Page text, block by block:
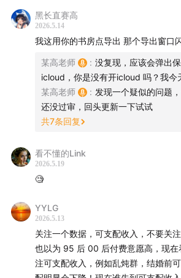
黑长直赛高
2026.5.14
我这用你的书房点导出 那个导出窗口
某高老师 : 没复现，应该会弹出
icloud，你是没有开icloud 吗？我今
某高老师
: 发现一个疑似的问题
还没过审，回头更新一下试试
共7条回复
看不懂的Link
2026.5.19
🧐
YYLG
2026.5.13
关注一个数据，可支配收入，不要关
也以为 95 后 00 后付费意愿高，现在
注可支配收入，例如乱炖群，结婚前